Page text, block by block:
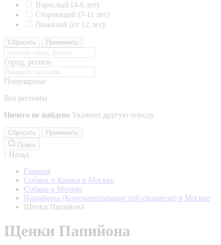
Взрослый (4-6 лет)
Стареющий (7-11 лет)
Пожилой (от 12 лет)
Сбросить Применить
Город, регион
Популярные
Все регионы
Ничего не найдено Укажите другую породу
Сбросить
Применить
Поиск
Назад
Главная
Собаки и Кошки в Москве
Собаки в Москве
Папийоны (Континентальные той-спаниели) в Москве
Щенки Папийона
Щенки Папийона